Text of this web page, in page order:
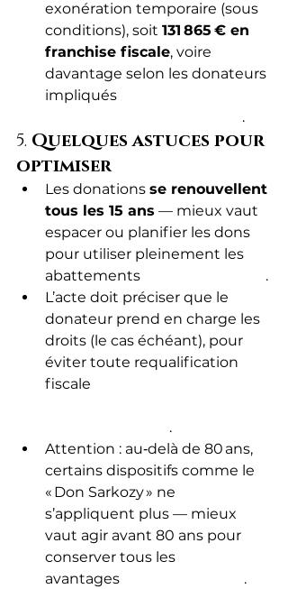
exonération temporaire (sous
conditions), soit 131 865 € en
franchise fiscale, voire
davantage selon les donateurs
impliqués
.
5. Quelques astuces pour
optimiser
Les donations se renouvellent
tous les 15 ans — mieux vaut
espacer ou planifier les dons
pour utiliser pleinement les
abattements
.
L’acte doit préciser que le
donateur prend en charge les
droits (le cas échéant), pour
éviter toute requalification
fiscale
.
Attention : au‑delà de 80 ans,
certains dispositifs comme le
« Don Sarkozy » ne
s’appliquent plus — mieux
vaut agir avant 80 ans pour
conserver tous les
avantages
.